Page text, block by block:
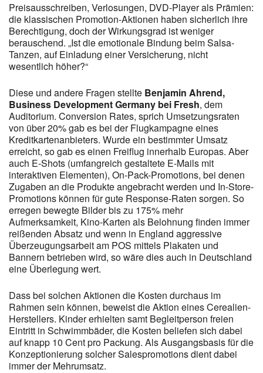
Preisausschreiben, Verlosungen, DVD-Player als Prämien:
die klassischen Promotion-Aktionen haben sicherlich ihre
Berechtigung, doch der Wirkungsgrad ist weniger
berauschend. „Ist die emotionale Bindung beim Salsa-
Tanzen, auf Einladung einer Versicherung, nicht
wesentlich höher?“
Diese und andere Fragen stellte Benjamin Ahrend,
Business Development Germany bei Fresh, dem
Auditorium. Conversion Rates, sprich Umsetzungsraten
von über 20% gab es bei der Flugkampagne eines
Kreditkartenanbieters. Wurde ein bestimmter Umsatz
erreicht, so gab es einen Freiflug innerhalb Europas. Aber
auch E-Shots (umfangreich gestaltete E-Mails mit
interaktiven Elementen), On-Pack-Promotions, bei denen
Zugaben an die Produkte angebracht werden und In-Store-
Promotions können für gute Response-Raten sorgen. So
erregen bewegte Bilder bis zu 175% mehr
Aufmerksamkeit, Kino-Karten als Belohnung finden immer
reißenden Absatz und wenn in England aggressive
Überzeugungsarbeit am POS mittels Plakaten und
Bannern betrieben wird, so wäre dies auch in Deutschland
eine Überlegung wert.
Dass bei solchen Aktionen die Kosten durchaus im
Rahmen sein können, beweist die Aktion eines Cerealien-
Herstellers. Kinder erhielten samt Begleitperson freien
Eintritt in Schwimmbäder, die Kosten beliefen sich dabei
auf knapp 10 Cent pro Packung. Als Ausgangsbasis für die
Konzeptionierung solcher Salespromotions dient dabei
immer der Mehrumsatz.